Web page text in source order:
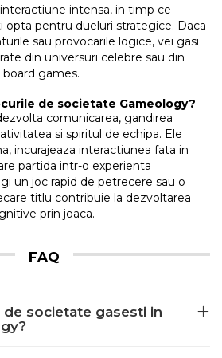
intensa, in timp ce
pentru dueluri strategice. Daca
sau provocarile logice, vei gasi
din universuri celebre sau din
games.
de societate Gameology?
comunicarea, gandirea
si spiritul de echipa. Ele
incurajeaza interactiunea fata in
partida intr-o experienta
un joc rapid de petrecere sau o
titlu contribuie la dezvoltarea
prin joaca.
FAQ
societate gasesti in